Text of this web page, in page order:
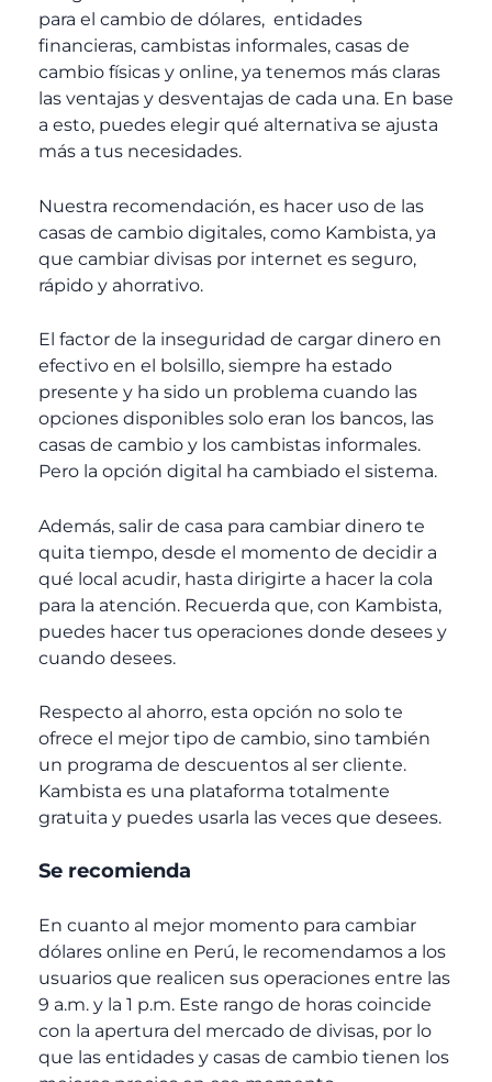
para el cambio de dólares, entidades
financieras, cambistas informales, casas de
cambio físicas y online, ya tenemos más claras
las ventajas y desventajas de cada una. En base
a esto, puedes elegir qué alternativa se ajusta
más a tus necesidades.
Nuestra recomendación, es hacer uso de las
casas de cambio digitales, como Kambista, ya
que cambiar divisas por internet es seguro,
rápido y ahorrativo.
El factor de la inseguridad de cargar dinero en
efectivo en el bolsillo, siempre ha estado
presente y ha sido un problema cuando las
opciones disponibles solo eran los bancos, las
casas de cambio y los cambistas informales.
Pero la opción digital ha cambiado el sistema.
Además, salir de casa para cambiar dinero te
quita tiempo, desde el momento de decidir a
qué local acudir, hasta dirigirte a hacer la cola
para la atención. Recuerda que, con Kambista,
puedes hacer tus operaciones donde desees y
cuando desees.
Respecto al ahorro, esta opción no solo te
ofrece el mejor tipo de cambio, sino también
un programa de descuentos al ser cliente.
Kambista es una plataforma totalmente
gratuita y puedes usarla las veces que desees.
Se recomienda
En cuanto al mejor momento para cambiar
dólares online en Perú, le recomendamos a los
usuarios que realicen sus operaciones entre las
9 a.m. y la 1 p.m. Este rango de horas coincide
con la apertura del mercado de divisas, por lo
que las entidades y casas de cambio tienen los